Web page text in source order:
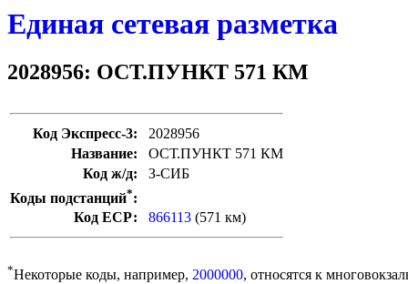
Единая сетевая разметка
2028956: ОСТ.ПУНКТ 571 КМ
Код Экспресс-3:
2028956
Название:
ОСТ.ПУНКТ 571 КМ
Код ж/д:
З-СИБ
Коды подстанций*:
Код ЕСР:
866113 (571 км)
*Некоторые коды, например, 2000000, относятся к